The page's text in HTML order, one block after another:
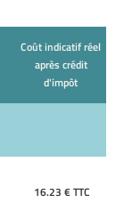
Coût indicatif réel
après crédit
d'impôt
16.23 € TTC